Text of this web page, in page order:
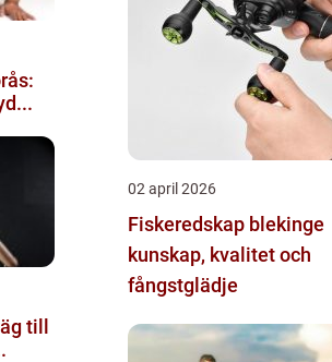
till
02 april 2026
Fiskeredskap blekinge
kunskap, kvalitet och
fångstglädje